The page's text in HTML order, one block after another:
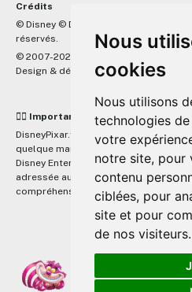
Nous
cookies
Nous utilisons
technologies
votre
notre site, pour
contenu
ciblées, pour
site et pour
de nos visiteurs.
Crédits
© Disney © Disney/Pixar © &
réservés.
© 2007-2026 DisneyPixar.fr
Design & développement :
☝🏼 Important
DisneyPixar.fr est un site indépendant
quelque manière que ce soit avec The
Disney Enterprises, Inc ou leurs
adressée aux studios Disney ou
compréhension.